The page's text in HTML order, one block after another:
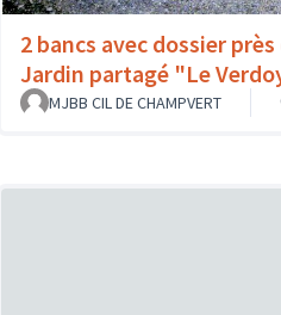
2 bancs avec dossier près
Jardin partagé "Le
MJBB CIL DE CHAMPVERT